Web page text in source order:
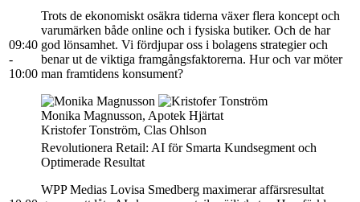
09:40
-
10:00
Trots de ekonomiskt osäkra tiderna växer flera koncept och
varumärken både online och i fysiska butiker. Och de har
god lönsamhet. Vi fördjupar oss i bolagens strategier och
benar ut de viktiga framgångsfaktorerna. Hur och var möter
man framtidens konsument?
Monika Magnusson, Apotek Hjärtat
Kristofer Tonström, Clas Ohlson
Revolutionera Retail: AI för Smarta Kundsegment och
Optimerade Resultat
WPP Medias Lovisa Smedberg maximerar affärsresultat